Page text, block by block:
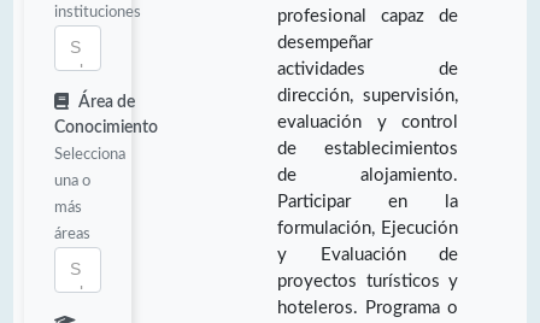
instituciones
Área de
Conocimiento
Selecciona
una o
más
áreas
profesional capaz de
desempeñar
actividades de
dirección, supervisión,
evaluación y control
de establecimientos
de alojamiento.
Participar en la
formulación, Ejecución
y Evaluación de
proyectos turísticos y
hoteleros. Programa o